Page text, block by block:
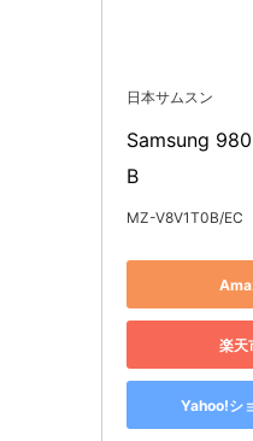
日本サムスン
Samsung
B
MZ-V8V1T0B/EC
楽天
Yahoo!シ